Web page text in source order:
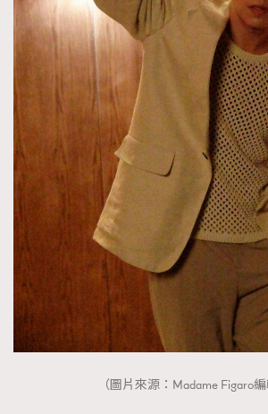
（圖片來源：Madame Figaro編